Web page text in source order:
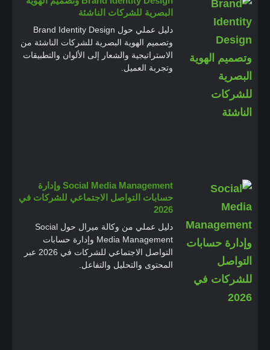
البصرية للشركات الناشئة
دليل عملي حول Brand Identity Design
وتصميم الهوية البصرية للشركات الناشئة من
الاستراتيجية والشعار إلى الألوان والتطبيقات
وتجربة العميل.
Social Media Management وإدارة
حسابات التواصل الاجتماعي للشركات في
2026
دليل عملي من وكالة ميرال حول Social
Media Management وإدارة حسابات
التواصل الاجتماعي للشركات في 2026 عبر
المحتوى والتحليل والتفاعل.